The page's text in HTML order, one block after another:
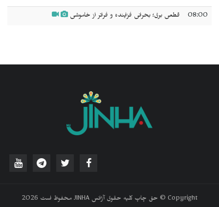
08:00 قطعی برق؛ بحرانی فزاینده و فراتر از خاموشی
‫Copyright © حق چاپ کلیه حقوق آژانس JINHA محفوظ است 2026